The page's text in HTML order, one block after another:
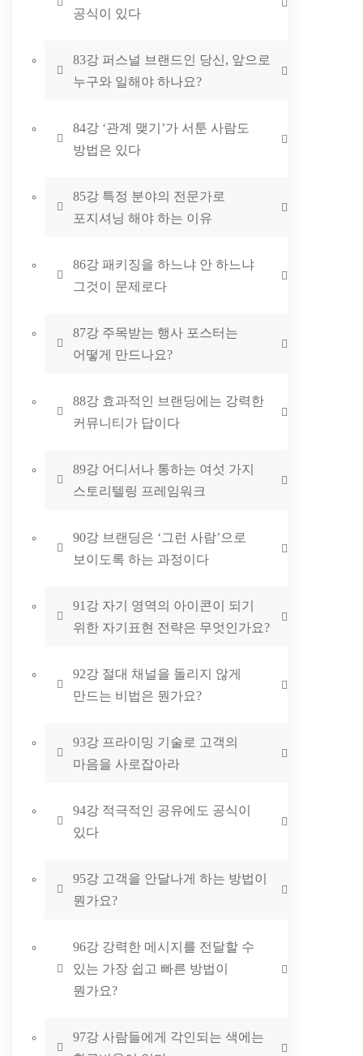
공식이 있다
83강 퍼스널 브랜드인 당신, 앞으로
누구와 일해야 하나요?
84강 ‘관계 맺기’가 서툰 사람도
방법은 있다
85강 특정 분야의 전문가로
포지셔닝 해야 하는 이유
86강 패키징을 하느냐 안 하느냐
그것이 문제로다
87강 주목받는 행사 포스터는
어떻게 만드나요?
88강 효과적인 브랜딩에는 강력한
커뮤니티가 답이다
89강 어디서나 통하는 여섯 가지
스토리텔링 프레임워크
90강 브랜딩은 ‘그런 사람’으로
보이도록 하는 과정이다
91강 자기 영역의 아이콘이 되기
위한 자기표현 전략은 무엇인가요?
92강 절대 채널을 돌리지 않게
만드는 비법은 뭔가요?
93강 프라이밍 기술로 고객의
마음을 사로잡아라
94강 적극적인 공유에도 공식이
있다
95강 고객을 안달나게 하는 방법이
뭔가요?
96강 강력한 메시지를 전달할 수
있는 가장 쉽고 빠른 방법이
뭔가요?
97강 사람들에게 각인되는 색에는